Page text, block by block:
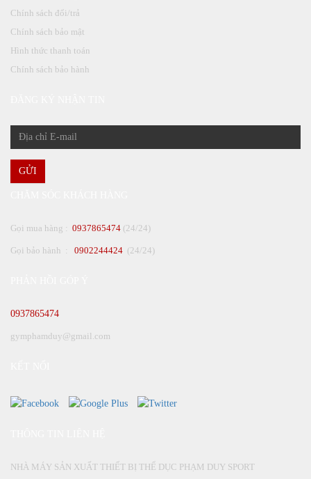
Chính sách đổi/trả
Chính sách bảo mật
Hình thức thanh toán
Chính sách bảo hành
GỬI
Gọi mua hàng : 0937865474 (24/24)
Gọi bảo hành : 0902244424 (24/24)
0937865474
gymphamduy@gmail.com
NHÀ MÁY SẢN XUẤT THIẾT BỊ THỂ DỤC PHẠM DUY SPORT